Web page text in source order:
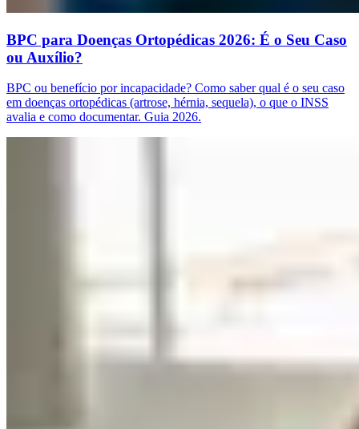
BPC para Doenças Ortopédicas 2026: É o Seu Caso
ou Auxílio?
BPC ou benefício por incapacidade? Como saber qual é o seu caso
em doenças ortopédicas (artrose, hérnia, sequela), o que o INSS
avalia e como documentar. Guia 2026.